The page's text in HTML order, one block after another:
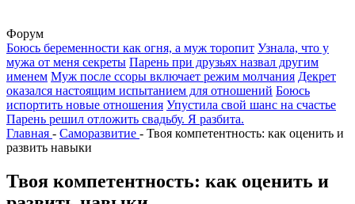
Форум
Боюсь беременности как огня, а муж торопит Узнала, что у
мужа от меня секреты Парень при друзьях назвал другим
именем Муж после ссоры включает режим молчания Декрет
оказался настоящим испытанием для отношений Боюсь
испортить новые отношения Упустила свой шанс на счастье
Парень решил отложить свадьбу. Я разбита.
Главная - Саморазвитие - Твоя компетентность: как оценить и
развить навыки
Твоя компетентность: как оценить и